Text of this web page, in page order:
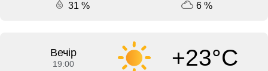
31 %
6 %
Вечір
19:00 +23°C